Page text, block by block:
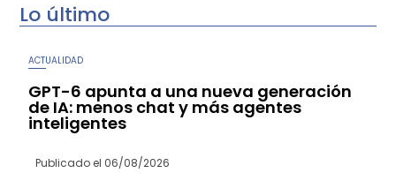
Lo último
ACTUALIDAD
GPT-6 apunta a una nueva generación
de IA: menos chat y más agentes
inteligentes
Publicado el 06/08/2026